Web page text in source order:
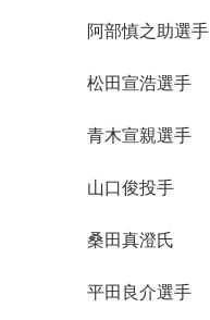
阿部慎之助選手
松田宣浩選手
青木宣親選手
山口俊投手
桑田真澄氏
平田良介選手